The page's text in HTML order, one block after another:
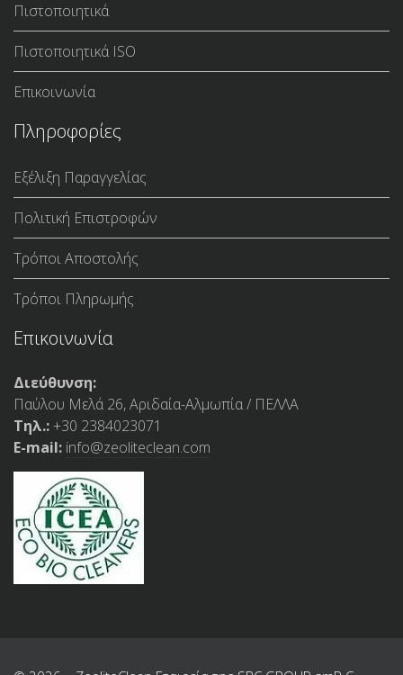
Πιστοποιητικά
Πιστοποιητικά ISO
Επικοινωνία
Πληροφορίες
Εξέλιξη Παραγγελίας
Πολιτική Επιστροφών
Τρόποι Αποστολής
Τρόποι Πληρωμής
Επικοινωνία
Διεύθυνση:
Παύλου Μελά 26, Αριδαία-Αλμωπία / ΠΕΛΛΑ
Τηλ.:+30 2384023071
E-mail: info@zeoliteclean.com